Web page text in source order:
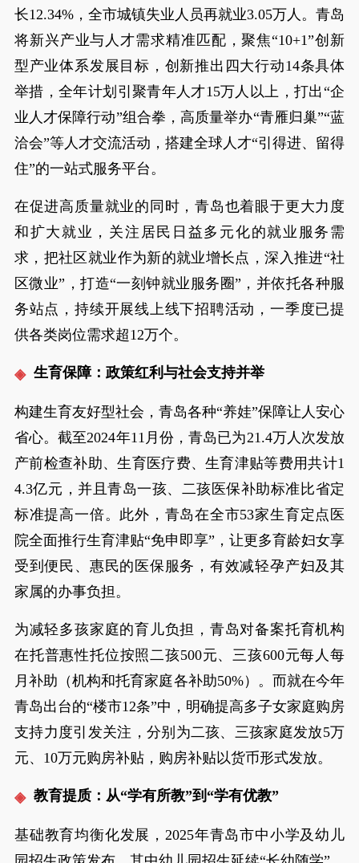
长12.34%，全市城镇失业人员再就业3.05万人。青岛
将新兴产业与人才需求精准匹配，聚焦“10+1”创新
型产业体系发展目标，创新推出四大行动14条具体
举措，全年计划引聚青年人才15万人以上，打出“企
业人才保障行动”组合拳，高质量举办“青雁归巢”“蓝
洽会”等人才交流活动，搭建全球人才“引得进、留得
住”的一站式服务平台。
在促进高质量就业的同时，青岛也着眼于更大力度
和扩大就业，关注居民日益多元化的就业服务需
求，把社区就业作为新的就业增长点，深入推进“社
区微业”，打造“一刻钟就业服务圈”，并依托各种服
务站点，持续开展线上线下招聘活动，一季度已提
供各类岗位需求超12万个。
生育保障：政策红利与社会支持并举
构建生育友好型社会，青岛各种“养娃”保障让人安心
省心。截至2024年11月份，青岛已为21.4万人次发放
产前检查补助、生育医疗费、生育津贴等费用共计1
4.3亿元，并且青岛一孩、二孩医保补助标准比省定
标准提高一倍。此外，青岛在全市53家生育定点医
院全面推行生育津贴“免申即享”，让更多育龄妇女享
受到便民、惠民的医保服务，有效减轻孕产妇及其
家属的办事负担。
为减轻多孩家庭的育儿负担，青岛对备案托育机构
在托普惠性托位按照二孩500元、三孩600元每人每
月补助（机构和托育家庭各补助50%）。而就在今年
青岛出台的“楼市12条”中，明确提高多子女家庭购房
支持力度引发关注，分别为二孩、三孩家庭发放5万
元、10万元购房补贴，购房补贴以货币形式发放。
教育提质：从“学有所教”到“学有优教”
基础教育均衡化发展，2025年青岛市中小学及幼儿